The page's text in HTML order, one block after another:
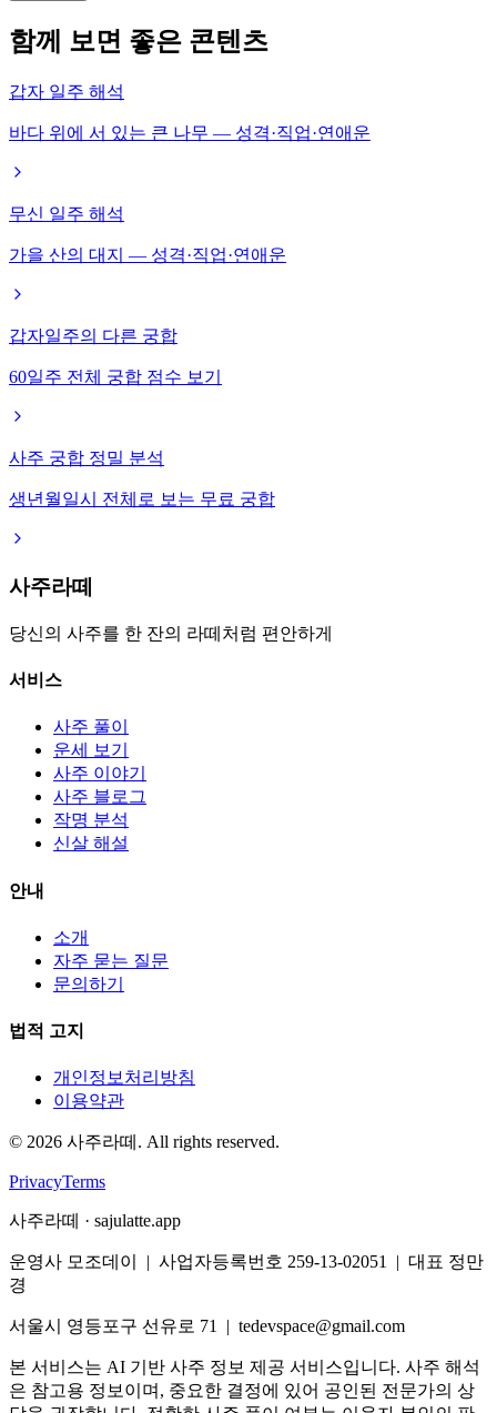
함께 보면 좋은 콘텐츠
갑자 일주 해석
바다 위에 서 있는 큰 나무 — 성격·직업·연애운
무신 일주 해석
가을 산의 대지 — 성격·직업·연애운
갑자일주의 다른 궁합
60일주 전체 궁합 점수 보기
사주 궁합 정밀 분석
생년월일시 전체로 보는 무료 궁합
사주라떼
당신의 사주를 한 잔의 라떼처럼 편안하게
서비스
사주 풀이
운세 보기
사주 이야기
사주 블로그
작명 분석
신살 해설
안내
소개
자주 묻는 질문
문의하기
법적 고지
개인정보처리방침
이용약관
© 2026 사주라떼. All rights reserved.
PrivacyTerms
사주라떼 · sajulatte.app
운영사 모조데이 | 사업자등록번호 259-13-02051 | 대표 정만
경
서울시 영등포구 선유로 71 | tedevspace@gmail.com
본 서비스는 AI 기반 사주 정보 제공 서비스입니다. 사주 해석
은 참고용 정보이며, 중요한 결정에 있어 공인된 전문가의 상